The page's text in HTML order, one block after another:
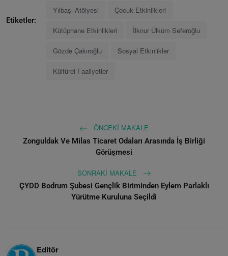
Etiketler:
Yılbaşı Atölyesi Çocuk Etkinlikleri
Kütüphane Etkinlikleri İlknur Ülküm Seferoğlu
Gözde Çakıroğlu Sosyal Etkinlikler
Kültürel Faaliyetler
ÖNCEKI MAKALE
Zonguldak Ve Milas Ticaret Odaları Arasında İş Birliği
Görüşmesi
SONRAKI MAKALE
ÇYDD Bodrum Şubesi Gençlik Biriminden Eylem Parlaklı
Yürütme Kuruluna Seçildi
Editör